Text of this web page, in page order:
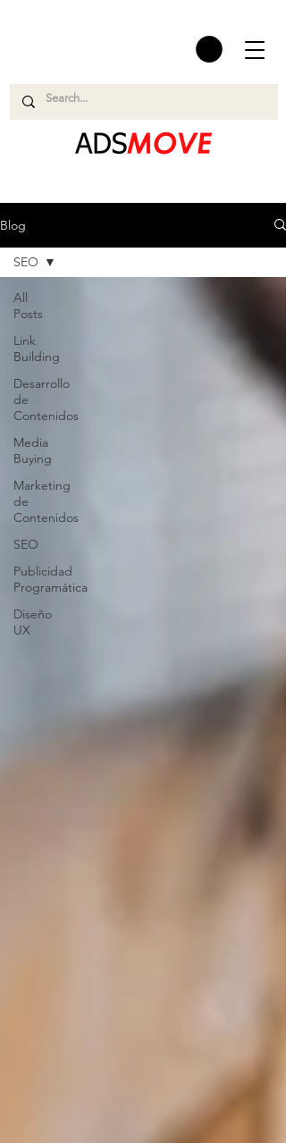
Blog
All
Posts
Link
Building
Desarrollo
de
Contenidos
Media
Buying
Marketing
de
Contenidos
SEO
Publicidad
Programática
Diseño
UX
SEO